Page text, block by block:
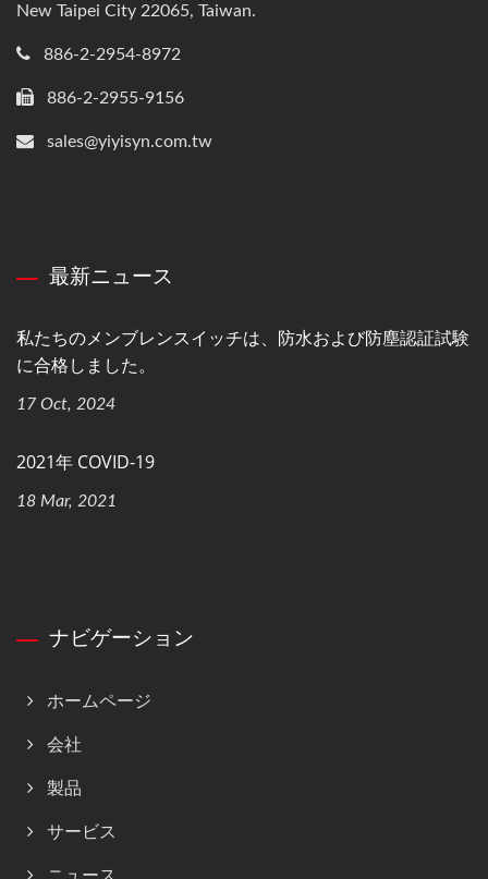
New Taipei City 22065, Taiwan.
886-2-2954-8972
886-2-2955-9156
sales@yiyisyn.com.tw
最新ニュース
私たちのメンブレンスイッチは、防水および防塵認証試験
に合格しました。
17 Oct, 2024
2021年 COVID-19
18 Mar, 2021
ナビゲーション
ホームページ
会社
製品
サービス
ニュース